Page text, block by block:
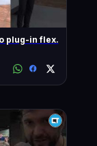
plug-in flex.